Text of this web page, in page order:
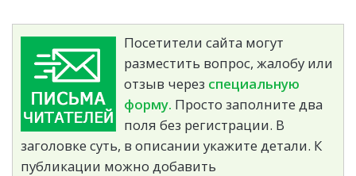
Посетители сайта могут
разместить вопрос, жалобу или
отзыв через специальную
форму. Просто заполните два
поля без регистрации. В
заголовке суть, в описании укажите детали. К
публикации можно добавить